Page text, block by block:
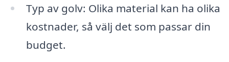
Typ av golv: Olika material kan ha olika
kostnader, så välj det som passar din
budget.